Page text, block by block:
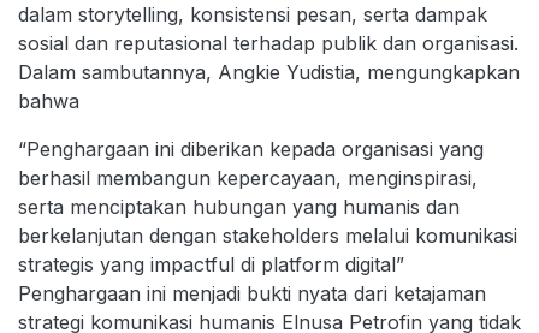
dalam storytelling, konsistensi pesan, serta dampak
sosial dan reputasional terhadap publik dan organisasi.
Dalam sambutannya, Angkie Yudistia, mengungkapkan
bahwa
“Penghargaan ini diberikan kepada organisasi yang
berhasil membangun kepercayaan, menginspirasi,
serta menciptakan hubungan yang humanis dan
berkelanjutan dengan stakeholders melalui komunikasi
strategis yang impactful di platform digital”
Penghargaan ini menjadi bukti nyata dari ketajaman
strategi komunikasi humanis Elnusa Petrofin yang tidak